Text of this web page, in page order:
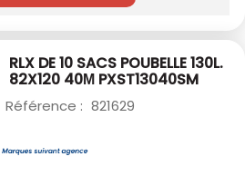
RLX DE 10 SACS POUBELLE 130L.
82X120 40Μ PXST13040SM
Référence : 821629